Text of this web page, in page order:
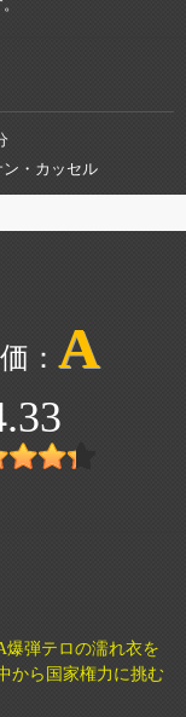
ン・カッセル
A
爆弾テロの濡れ衣を
から国家権力に挑む